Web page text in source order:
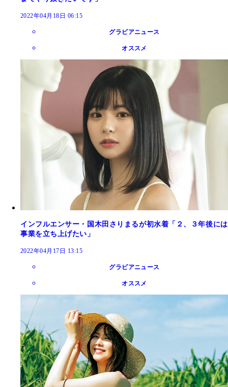
2022年04月18日 06:15
グラビアニュース
オススメ
インフルエンサー・国木田さりまるが初水着「２、３年後には
事業を立ち上げたい」
2022年04月17日 13:15
グラビアニュース
オススメ